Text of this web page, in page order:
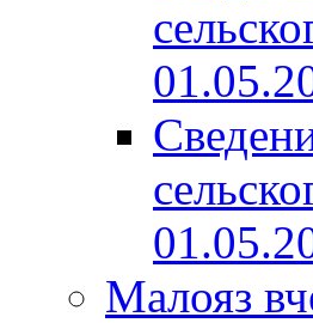
Малояз